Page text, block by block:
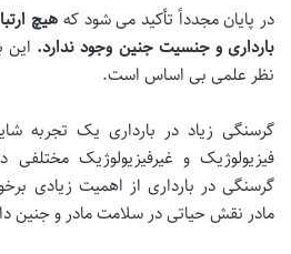
در پایان مجدداً تأکید می شود که هیچ
بارداری و جنسیت جنین وجود ندارد. این
نظر علمی بی اساس است.
گرسنگی زیاد در بارداری یک تجربه
فیزیولوژیک و غیرفیزیولوژیک
گرسنگی در بارداری از اهمیت زیادی
مادر نقش حیاتی در سلامت مادر و جنین